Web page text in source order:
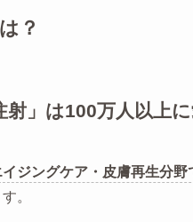
？
」は100万人以上
イジングケア・皮膚再生分
。